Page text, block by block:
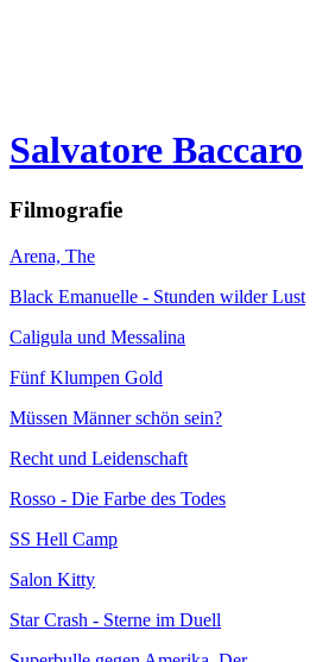
Salvatore Baccaro
Filmografie
Arena, The
Black Emanuelle - Stunden wilder Lust
Caligula und Messalina
Fünf Klumpen Gold
Müssen Männer schön sein?
Recht und Leidenschaft
Rosso - Die Farbe des Todes
SS Hell Camp
Salon Kitty
Star Crash - Sterne im Duell